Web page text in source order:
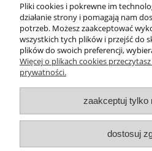
Popularne
Dive Factory 24-aleja 29
woj. małopolskie -
tel.12 418 39 59-
Pliki cookies i pokrewne im
działanie strony i pomagają nam
potrzeb. Możesz zaakceptować
wszystkich tych plików i przejść do
plików do swoich preferencji,
Więcej o plikach cookies
prywatności.
zaakceptuj tylko
dostosuj